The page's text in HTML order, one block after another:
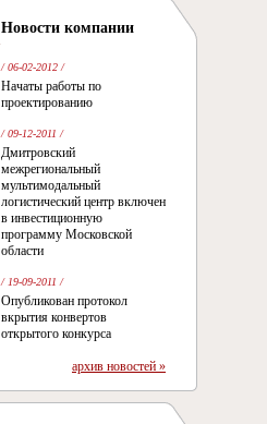
Новости компании
/ 06-02-2012 /
Начаты работы по
проектированию
/ 09-12-2011 /
Дмитровский
межрегиональный
мультимодальный
логистический центр включен
в инвестиционную
программу Московской
области
/ 19-09-2011 /
Опубликован протокол
вкрытия конвертов
открытого конкурса
архив новостей »